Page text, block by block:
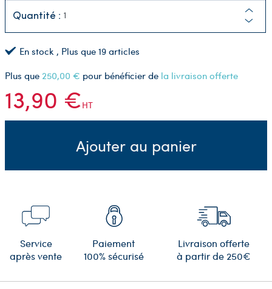
Quantité :
En stock , Plus que 19 articles
Plus que 250,00 € pour bénéficier de la livraison offerte
13,90 €HT
Ajouter au panier
Service
après vente
Paiement
100% sécurisé
Livraison offerte
à partir de 250€